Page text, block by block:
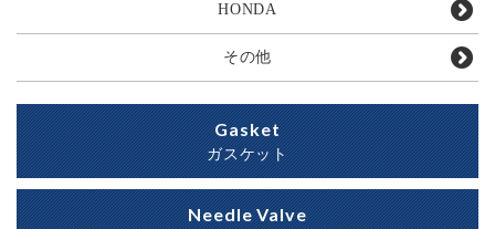
HONDA
その他
Gasket
ガスケット
Needle Valve